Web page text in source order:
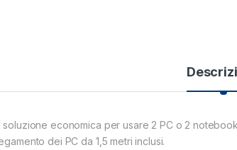
soluzione economica per usare 2 PC o 2
dei PC da 1,5 metri inclusi.